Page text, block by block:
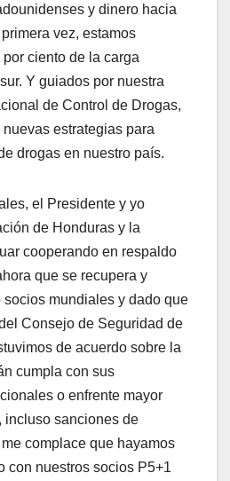
y dinero hacia
vez, estamos
ciento de la carga
Y guiados por nuestra
de Control de Drogas,
estrategias para
drogas en nuestro país.
el Presidente y yo
de Honduras y la
cooperando en respaldo
que se recupera y
socios mundiales y dado que
Consejo de Seguridad de
de acuerdo sobre la
cumpla con sus
o enfrente mayor
incluso sanciones de
complace que hayamos
con nuestros socios P5+1